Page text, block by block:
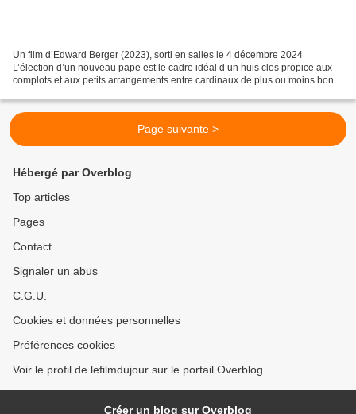
Un film d’Edward Berger (2023), sorti en salles le 4 décembre 2024
L’élection d’un nouveau pape est le cadre idéal d’un huis clos propice aux
complots et aux petits arrangements entre cardinaux de plus ou moins bon
Page suivante >
Hébergé par Overblog
Top articles
Pages
Contact
Signaler un abus
C.G.U.
Cookies et données personnelles
Préférences cookies
Voir le profil de lefilmdujour sur le portail Overblog
Créer un blog sur Overblog